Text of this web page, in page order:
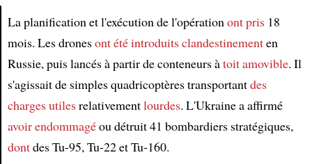
Article
La planification et l'exécution de l'opérationont pris18
mois. Les dronesont été introduits clandestinementen
Russie, puis lancés à partir de conteneurs àtoit amovible. Il
s'agissait de simples quadricoptères transportantdes
charges utilesrelativementlourdes. L'Ukraine a affirmé
avoir endommagéou détruit 41 bombardiers stratégiques,
dontdes Tu-95, Tu-22 et Tu-160.